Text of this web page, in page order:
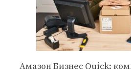
Амазон Бизнес Quick: